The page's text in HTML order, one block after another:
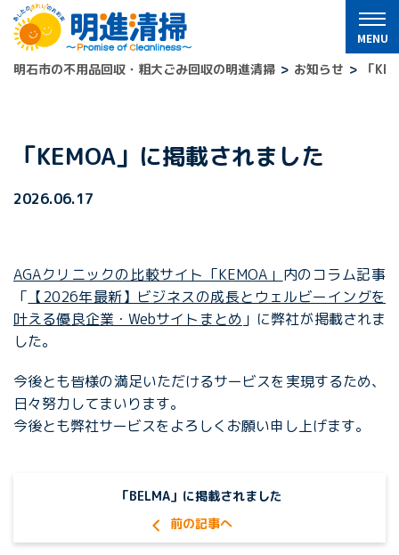
明石市の不用品回収・粗大ごみ回収の明進清掃 お知らせ 「
「KEMOA」に掲載されました
2026.06.17
AGAクリニックの比較サイト「KEMOA」 内のコラム記事
「 【2026年最新】ビジネスの成長とウェルビーイングを
叶える優良企業・Webサイトまとめ 」に弊社が掲載されま
した。
今後とも皆様の満足いただけるサービスを実現するため、
日々努力してまいります。
今後とも弊社サービスをよろしくお願い申し上げます。
「BELMA」に掲載されました